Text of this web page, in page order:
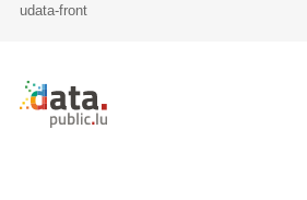
udata-front
Retour à l'accueil de data.public.lu